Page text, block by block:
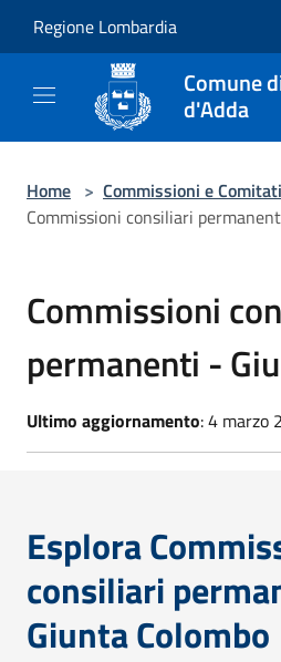
Regione Lombardia
Comune
d'Adda
Home > Commissioni e Comitati
Commissioni consiliari
Commissioni
permanenti -
Ultimo aggiornamento: 4 marzo
Esplora
consiliari
Giunta Colombo